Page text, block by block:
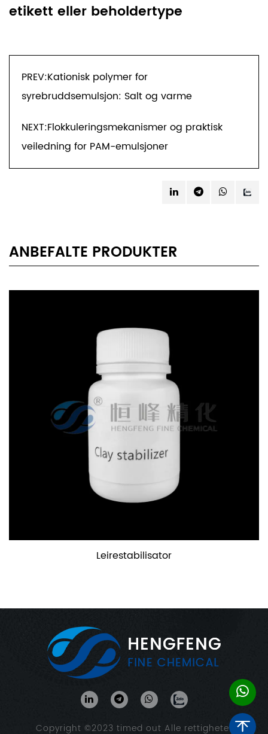
etikett eller beholdertype
PREV:Kationisk polymer for
syrebruddsemulsjon: Salt og varme
NEXT:Flokkuleringsmekanismer og praktisk
veiledning for PAM-emulsjoner
ANBEFALTE PRODUKTER
Leirestabilisator
Copyright ©2023 timed out Alle rettigheter